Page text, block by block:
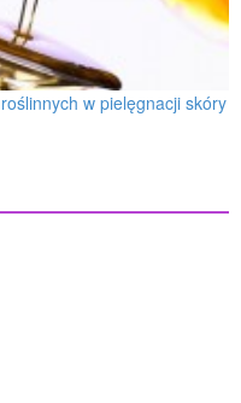
w pielęgnacji skóry